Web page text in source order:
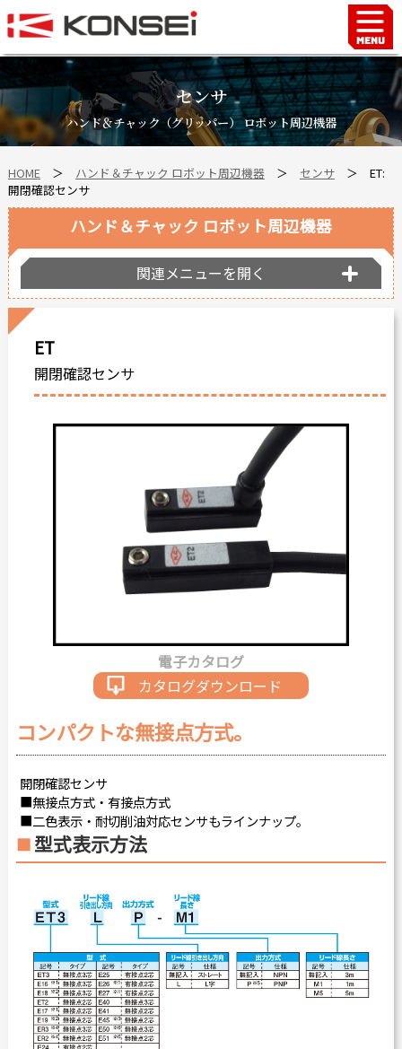
センサ
ハンド＆チャック（グリッパー） ロボット周辺機器
HOME＞ ハンド＆チャック ロボット周辺機器＞ センサ＞ ET:
開閉確認センサ
ET
開閉確認センサ
電子カタログ
カタログダウンロード
コンパクトな無接点方式。
開閉確認センサ
■無接点方式・有接点方式
■二色表示・耐切削油対応センサもラインナップ。
型式表示方法
ハンド＆チャック ロボット周辺機器
関連メニューを開く
Home
ハンド＆チャックロボット周辺機器
FAシステム
スマートファクトリーLabo
自動車部品
企業情報
会社沿革
海外拠点
個人情報の取り扱い
最新情報
カタログダウンロード
Chinese